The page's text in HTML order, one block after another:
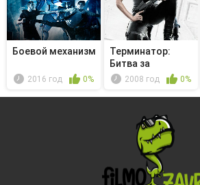
Боевой механизм
2016 год 0%
Терминатор:
Битва за
будущее - Песни
2008 год 0%